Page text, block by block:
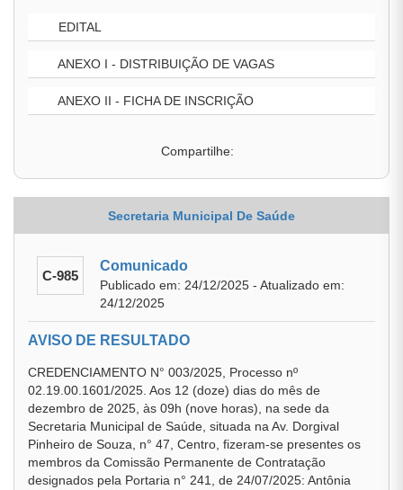
EDITAL
ANEXO I - DISTRIBUIÇÃO DE VAGAS
ANEXO II - FICHA DE INSCRIÇÃO
Compartilhe:
Secretaria Municipal De Saúde
C-985
Comunicado
Publicado em: 24/12/2025 - Atualizado em:
24/12/2025
AVISO DE RESULTADO
CREDENCIAMENTO N° 003/2025, Processo nº
02.19.00.1601/2025. Aos 12 (doze) dias do mês de
dezembro de 2025, às 09h (nove horas), na sede da
Secretaria Municipal de Saúde, situada na Av. Dorgival
Pinheiro de Souza, n° 47, Centro, fizeram-se presentes os
membros da Comissão Permanente de Contratação
designados pela Portaria n° 241, de 24/07/2025: Antônia